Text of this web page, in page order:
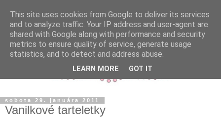
sobota 29. januára 2011
Vanilkové tarteletky
This site uses cookies from Google to deliver its services
and to analyze traffic. Your IP address and user-agent are
shared with Google along with performance and security
metrics to ensure quality of service, generate usage
statistics, and to detect and address abuse.
LEARN MORE GOT IT